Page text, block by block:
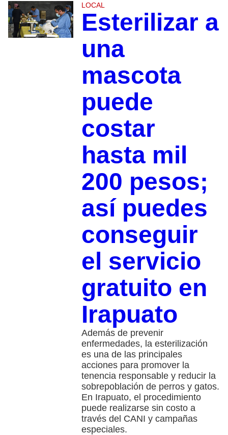
LOCAL
Esterilizar a
una
mascota
puede
costar
hasta mil
200 pesos;
así puedes
conseguir
el servicio
gratuito en
Irapuato
Además de prevenir
enfermedades, la esterilización
es una de las principales
acciones para promover la
tenencia responsable y reducir la
sobrepoblación de perros y gatos.
En Irapuato, el procedimiento
puede realizarse sin costo a
través del CANI y campañas
especiales.